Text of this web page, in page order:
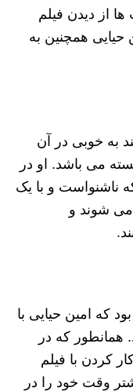
از دیدن فیلم
حیایی همچنین به
به خوبی در آن
می باشد. او در
ناشنواست و با یک
می شوند و
که امین حیایی با
همانطور که در
کردن با فیلم
وقت خود را در